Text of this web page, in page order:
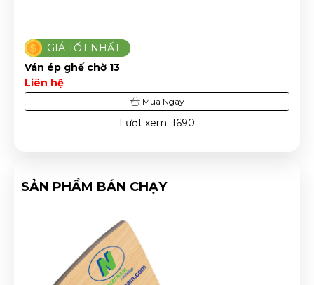
GIÁ TỐT NHẤT
Ván ép ghế chờ 10
SẢN PHẨM BÁN CHẠY